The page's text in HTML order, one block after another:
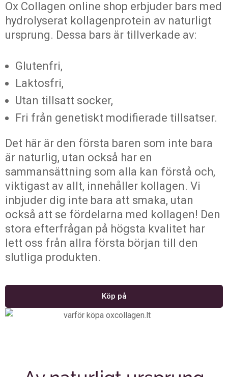
Ox Collagen online shop erbjuder bars med
hydrolyserat kollagenprotein av naturligt
ursprung. Dessa bars är tillverkade av:
Glutenfri,
Laktosfri,
Utan tillsatt socker,
Fri från genetiskt modifierade tillsatser.
Det här är den första baren som inte bara
är naturlig, utan också har en
sammansättning som alla kan förstå och,
viktigast av allt, innehåller kollagen. Vi
inbjuder dig inte bara att smaka, utan
också att se fördelarna med kollagen! Den
stora efterfrågan på högsta kvalitet har
lett oss från allra första början till den
slutliga produkten.
Köp på